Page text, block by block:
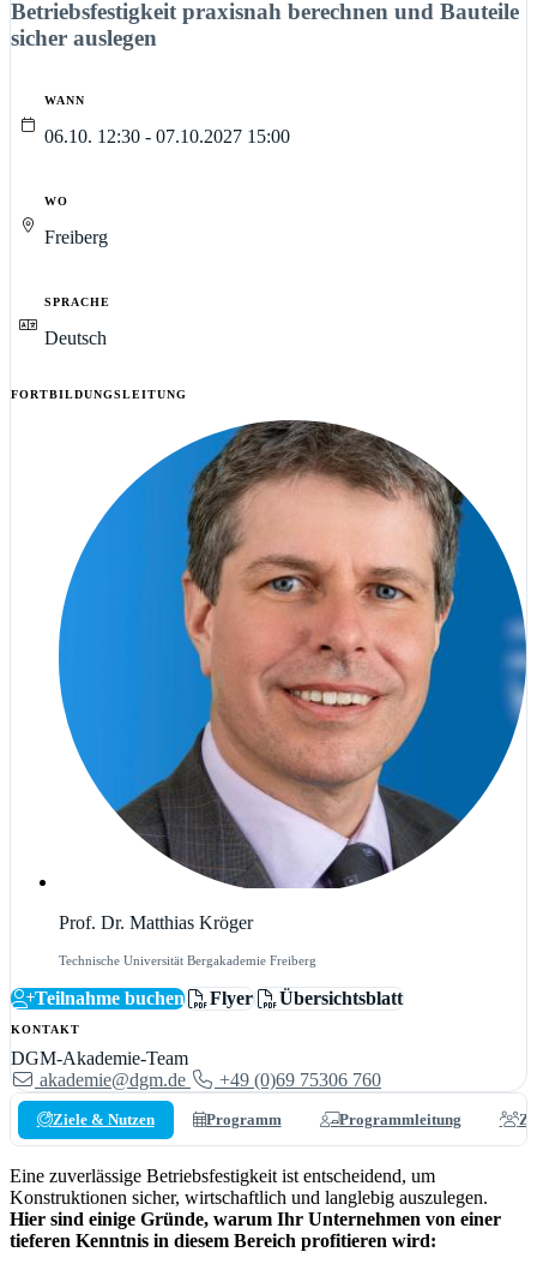
Betriebsfestigkeit praxisnah berechnen und Bauteile
sicher auslegen
WANN
06.10. 12:30 - 07.10.2027 15:00
WO
Freiberg
SPRACHE
Deutsch
FORTBILDUNGSLEITUNG
Prof. Dr. Matthias Kröger
Technische Universität Bergakademie Freiberg
Teilnahme buchen Flyer Übersichtsblatt
KONTAKT
DGM-Akademie-Team
akademie@dgm.de
+49 (0)69 75306 760
Ziele & Nutzen Programm Programmleitung
Eine zuverlässige Betriebsfestigkeit ist entscheidend, um
Konstruktionen sicher, wirtschaftlich und langlebig auszulegen.
Hier sind einige Gründe, warum Ihr Unternehmen von einer
tieferen Kenntnis in diesem Bereich profitieren wird: